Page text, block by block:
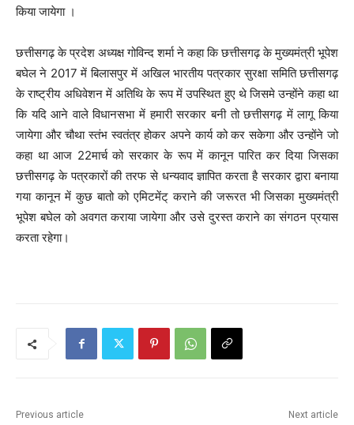
किया जायेगा ।
छत्तीसगढ़ के प्रदेश अध्यक्ष गोविन्द शर्मा ने कहा कि छत्तीसगढ़ के मुख्यमंत्री भूपेश
बघेल ने 2017 में बिलासपुर में अखिल भारतीय पत्रकार सुरक्षा समिति छत्तीसगढ़
के राष्ट्रीय अधिवेशन में अतिथि के रूप में उपस्थित हुए थे जिसमे उन्होंने कहा था
कि यदि आने वाले विधानसभा में हमारी सरकार बनी तो छत्तीसगढ़ में लागू किया
जायेगा और चौथा स्तंभ स्वतंत्र होकर अपने कार्य को कर सकेगा और उन्होंने जो
कहा था आज 22मार्च को सरकार के रूप में कानून पारित कर दिया जिसका
छत्तीसगढ़ के पत्रकारों की तरफ से धन्यवाद ज्ञापित करता है सरकार द्वारा बनाया
गया कानून में कुछ बातो को एमिटमेंट् कराने की जरूरत भी जिसका मुख्यमंत्री
भूपेश बघेल को अवगत कराया जायेगा और उसे दुरस्त कराने का संगठन प्रयास
करता रहेगा।
Previous article Next article